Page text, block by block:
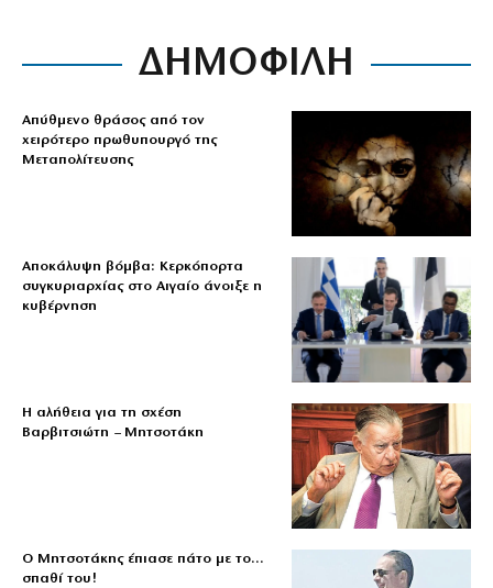
ΔΗΜΟΦΙΛΗ
Απύθμενο θράσος από τον
χειρότερο πρωθυπουργό της
Μεταπολίτευσης
Αποκάλυψη βόμβα: Κερκόπορτα
συγκυριαρχίας στο Αιγαίο άνοιξε η
κυβέρνηση
Η αλήθεια για τη σχέση
Βαρβιτσιώτη – Μητσοτάκη
Ο Μητσοτάκης έπιασε πάτο με το…
σπαθί του!